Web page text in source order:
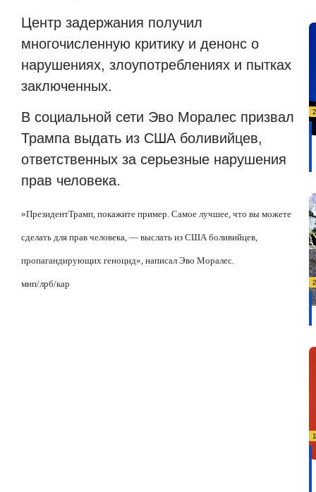
Центр задержания получил
многочисленную критику и денонс о
нарушениях, злоупотреблениях и пытках
заключенных.
В социальной сети Эво Моралес призвал
Трампа выдать из США боливийцев,
ответственных за серьезные нарушения
прав человека.
»ПрезидентТрамп , покажите пример Самое лучшее, что вы можете
сделать для прав человека, — выслать из США боливийцев,
пропагандирующих геноцид», написал Эво Моралес.
мнп/лрб/кар